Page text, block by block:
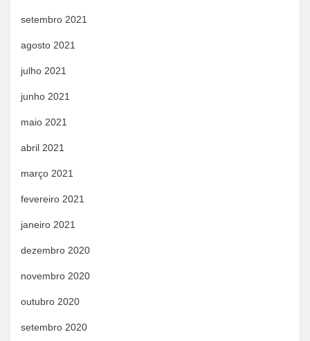
setembro 2021
agosto 2021
julho 2021
junho 2021
maio 2021
abril 2021
março 2021
fevereiro 2021
janeiro 2021
dezembro 2020
novembro 2020
outubro 2020
setembro 2020